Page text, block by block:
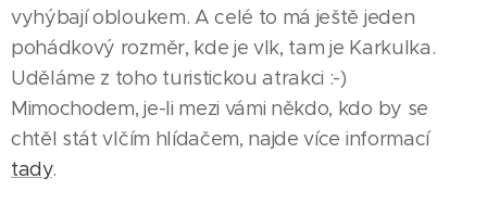
vyhýbají obloukem. A celé to má ještě jeden
pohádkový rozměr, kde je vlk, tam je Karkulka.
Uděláme z toho turistickou atrakci :-)
Mimochodem, je-li mezi vámi někdo, kdo by se
chtěl stát vlčím hlídačem, najde více informací
tady.